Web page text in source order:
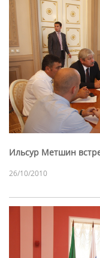
Ильсур Метшин
26/10/2010